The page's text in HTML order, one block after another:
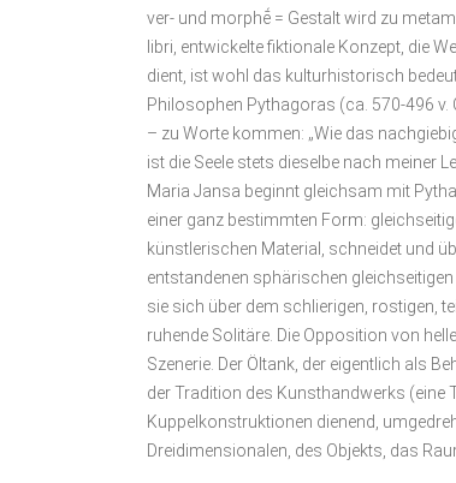
ver- und morphḗ = Gestalt wird zu
libri, entwickelte fiktionale Konzept, die
dient, ist wohl das kulturhistorisch
Philosophen Pythagoras (ca. 570-496 v.
– zu Worte kommen: „Wie das
ist die Seele stets dieselbe nach meiner
Maria Jansa beginnt gleichsam mit
einer ganz bestimmten Form:
künstlerischen Material, schneidet und
entstandenen sphärischen
sie sich über dem schlierigen, rostigen,
ruhende Solitäre. Die Opposition von
Szenerie. Der Öltank, der eigentlich als
der Tradition des Kunsthandwerks (eine
Kuppelkonstruktionen dienend,
Dreidimensionalen, des Objekts, das